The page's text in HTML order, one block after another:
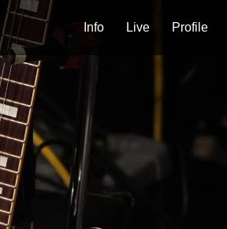
Info Live Profile